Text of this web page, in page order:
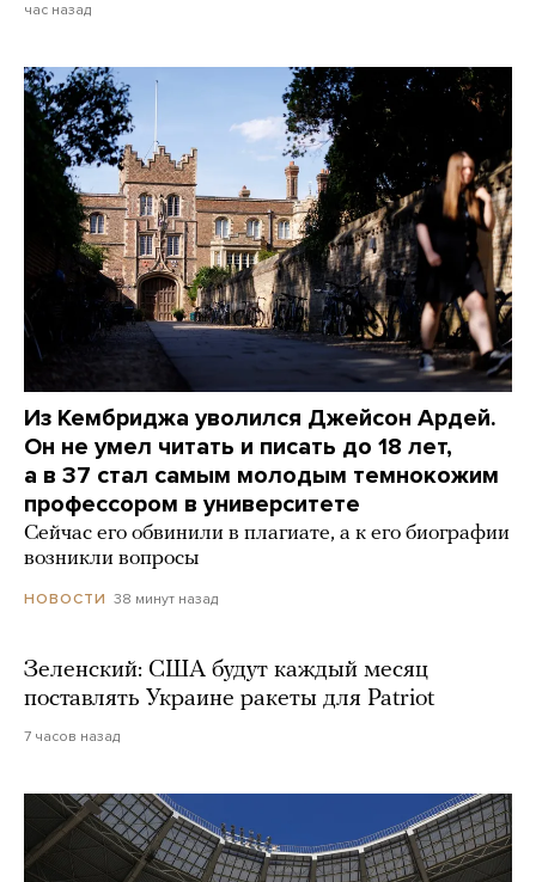
час назад
Из Кембриджа уволился Джейсон Ардей.
Он не умел читать и писать до 18 лет,
а в 37 стал самым молодым темнокожим
профессором в университете
Сейчас его обвинили в плагиате, а к его биографии
возникли вопросы
НОВОСТИ 38 минут назад
Зеленский: США будут каждый месяц
поставлять Украине ракеты для Patriot
7 часов назад